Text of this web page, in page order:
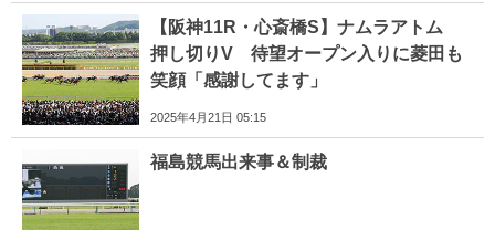
【阪神11R・心斎橋S】ナムラアトム
押し切りV 待望オープン入りに菱田も
笑顔「感謝してます」
2025年4月21日 05:15
福島競馬出来事＆制裁